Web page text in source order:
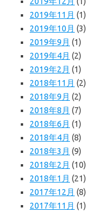
2019年11月 (1)
2019年10月 (3)
2019年9月 (1)
2019年4月 (2)
2019年2月 (1)
2018年11月 (2)
2018年9月 (2)
2018年8月 (7)
2018年6月 (1)
2018年4月 (8)
2018年3月 (9)
2018年2月 (10)
2018年1月 (21)
2017年12月 (8)
2017年11月 (1)